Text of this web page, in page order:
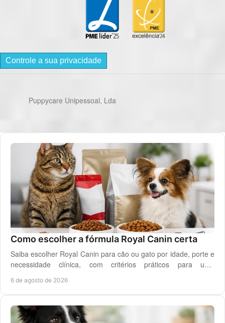
Controle a sua privacidade
Puppycare Unipessoal, Lda
Como escolher a fórmula Royal Canin certa
Saiba escolher Royal Canin para cão ou gato por idade, porte e
necessidade clínica, com critérios práticos para uma
6 de agosto de 2026